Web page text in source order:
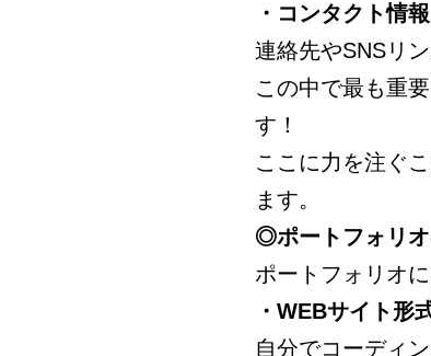
・コンタクト情報
連絡先やSNSリ
この中で最も重
す！
ここに力を注ぐ
ます。
◎ポートフォリ
ポートフォリオ
・WEBサイト形
自分でコーディ